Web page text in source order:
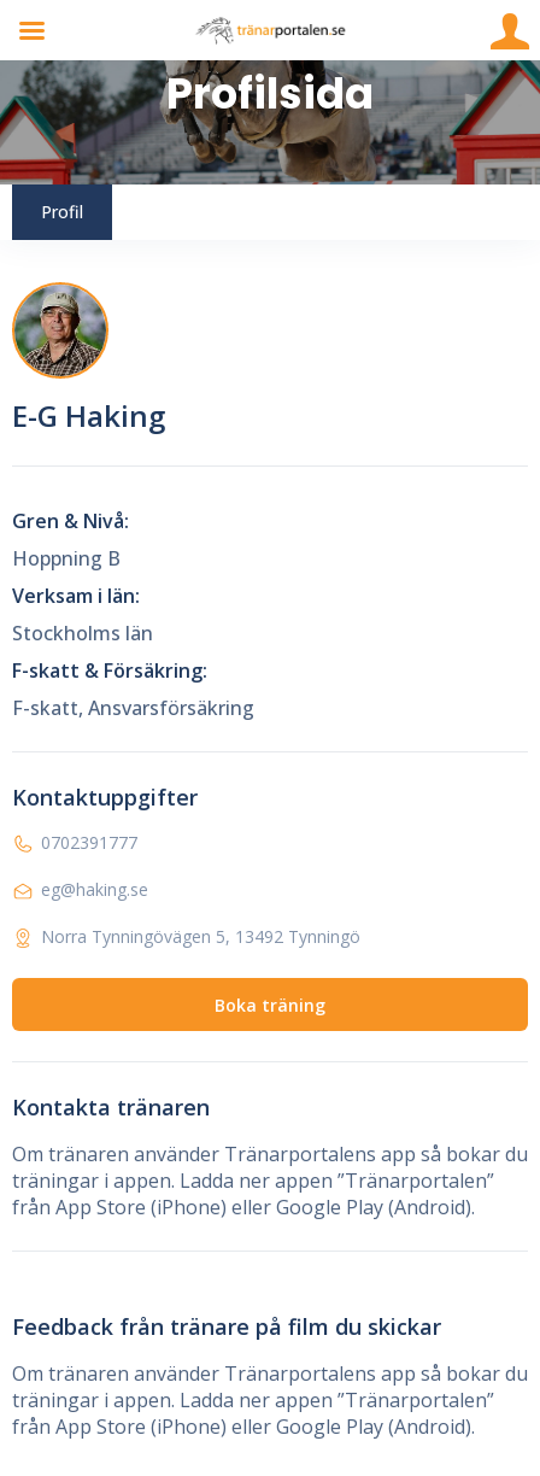
Profil
E-G Haking
Gren & Nivå:
Hoppning B
Verksam i län:
Stockholms län
F-skatt & Försäkring:
F-skatt, Ansvarsförsäkring
Kontaktuppgifter
0702391777
eg@haking.se
Norra Tynningövägen 5, 13492 Tynningö
Boka träning
Kontakta tränaren
Om tränaren använder Tränarportalens app så bokar du
träningar i appen. Ladda ner appen ”Tränarportalen”
från App Store (iPhone) eller Google Play (Android).
Feedback från tränare på film du skickar
Om tränaren använder Tränarportalens app så bokar du
träningar i appen. Ladda ner appen ”Tränarportalen”
från App Store (iPhone) eller Google Play (Android).